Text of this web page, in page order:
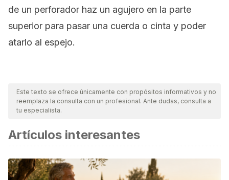
de un perforador haz un agujero en la parte
superior para pasar una cuerda o cinta y poder
atarlo al espejo.
Este texto se ofrece únicamente con propósitos informativos y no
reemplaza la consulta con un profesional. Ante dudas, consulta a
tu especialista.
Artículos interesantes